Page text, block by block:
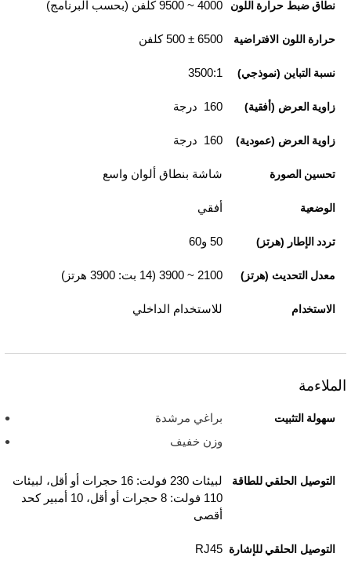
نطاق ضبط حرارة اللون 4000 ~ 9500 كلفن (بحسب البرنامج)
حرارة اللون الافتراضية 6500 ± 500 كلفن
نسبة التباين (نموذجي) 3500:1
زاوية العرض (أفقية) 160 درجة
زاوية العرض (عمودية) 160 درجة
تحسين الصورة شاشة بنطاق ألوان واسع
الوضعية أفقي
تردد الإطار (هرتز) 50 و60
معدل التحديث (هرتز) 2100 ~ 3900 (14 بت: 3900 هرتز)
الاستخدام للاستخدام الداخلي
الملاءمة
سهولة التثبيت
براغي مرشدة
وزن خفيف
التوصيل الحلقي للطاقة
لبيئات 230 فولت: 16 حجرات أو أقل، لبيئات
110 فولت: 8 حجرات أو أقل، 10 أمبير كحد
أقصى
التوصيل الحلقي للإشارة RJ45